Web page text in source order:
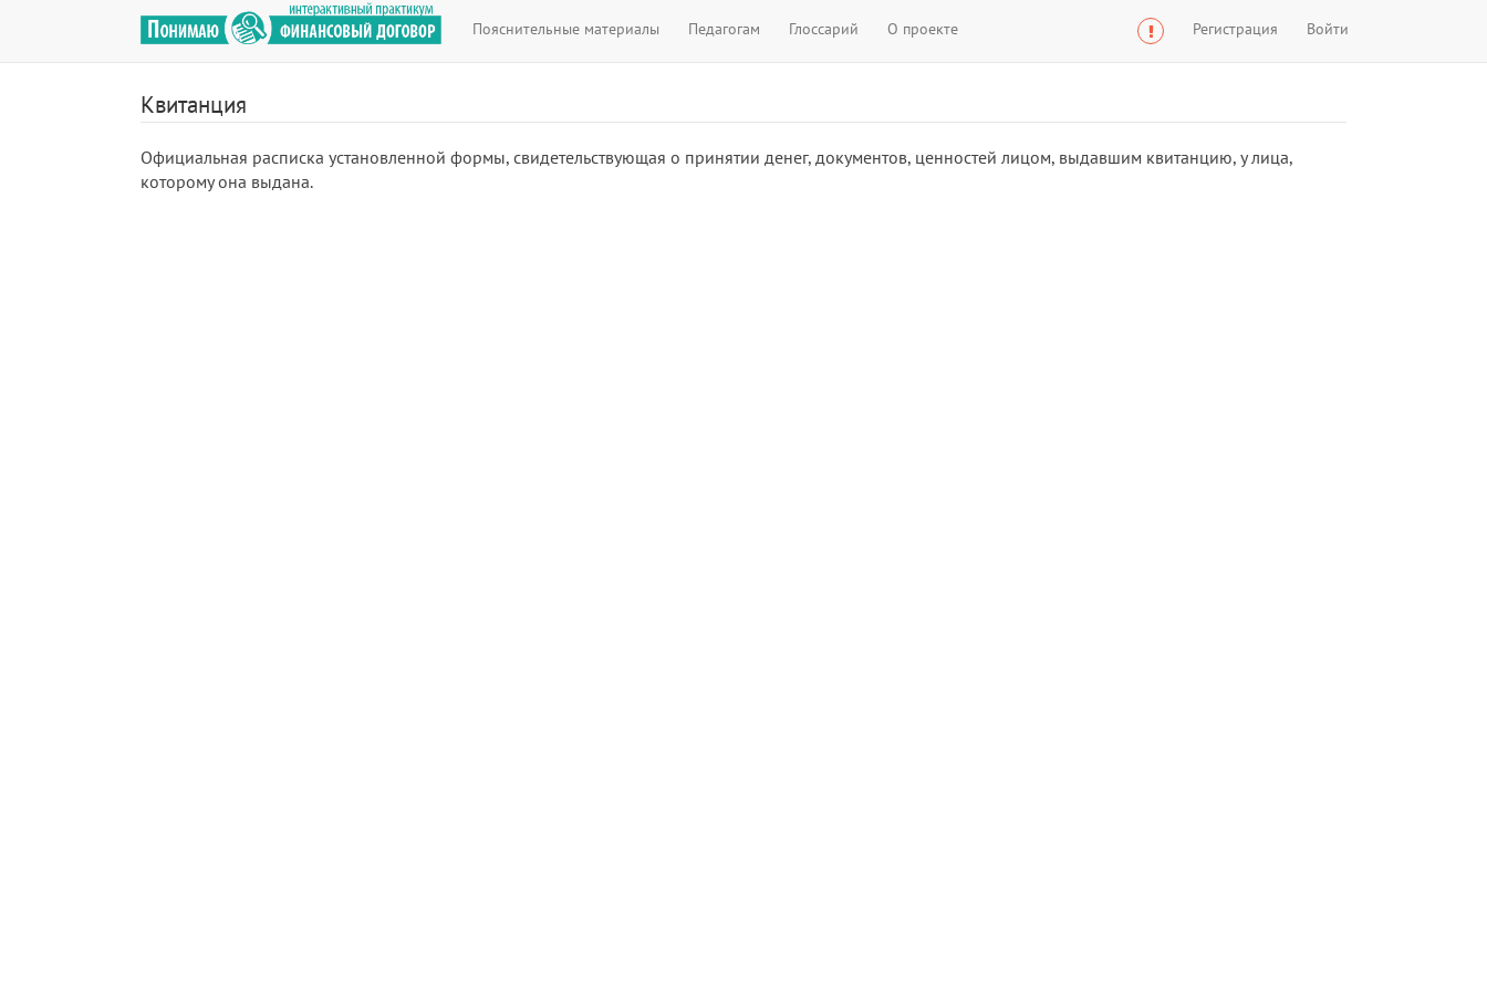
Пояснительные материалы Педагогам Глоссарий О проекте Регистрация Войти
Квитанция
Официальная расписка установленной формы, свидетельствующая о принятии денег, документов, ценностей лицом, выдавшим квитанцию, у лица,
которому она выдана.